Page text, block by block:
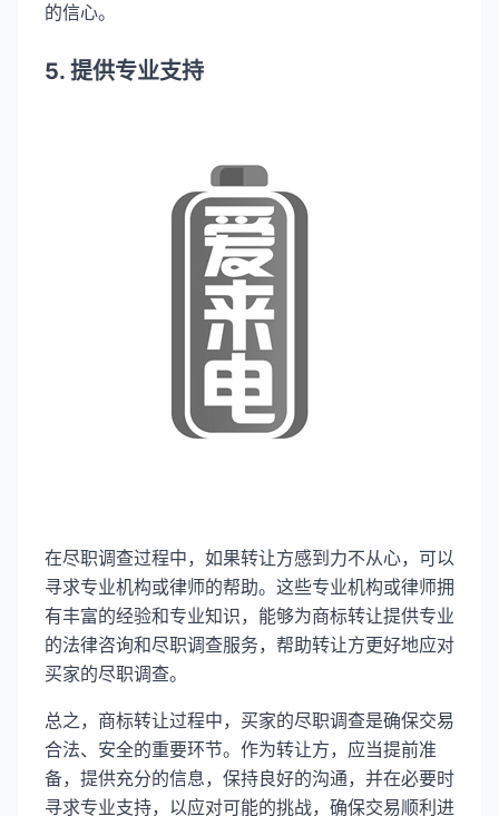
的信心。
5. 提供专业支持
在尽职调查过程中，如果转让方感到力不从心，可以
寻求专业机构或律师的帮助。这些专业机构或律师拥
有丰富的经验和专业知识，能够为商标转让提供专业
的法律咨询和尽职调查服务，帮助转让方更好地应对
买家的尽职调查。
总之，商标转让过程中，买家的尽职调查是确保交易
合法、安全的重要环节。作为转让方，应当提前准
备，提供充分的信息，保持良好的沟通，并在必要时
寻求专业支持，以应对可能的挑战，确保交易顺利进